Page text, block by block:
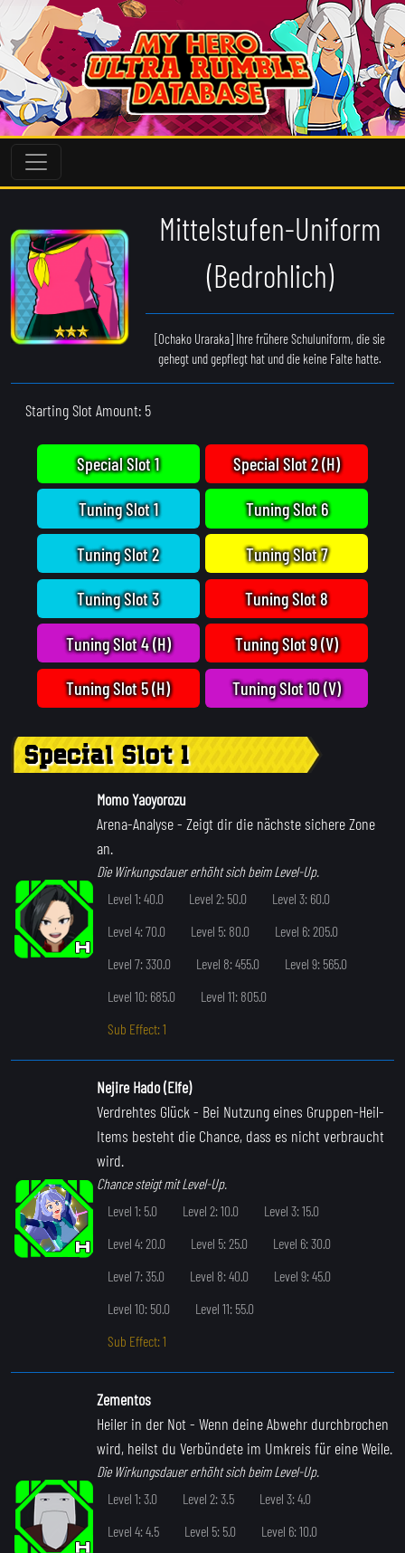
Mittelstufen-Uniform
(Bedrohlich)
[Ochako Uraraka] Ihre frühere Schuluniform, die sie
gehegt und gepflegt hat und die keine Falte hatte.
Starting Slot Amount: 5
Special Slot 1
Tuning Slot 1
Tuning Slot 2
Tuning Slot 3
Tuning Slot 4 (H)
Tuning Slot 5 (H)
Special Slot 2 (H)
Tuning Slot 6
Tuning Slot 7
Tuning Slot 8
Tuning Slot 9 (V)
Tuning Slot 10 (V)
Special Slot 1
Momo Yaoyorozu
Arena-Analyse- Zeigt dir die nächste sichere Zone
an.
Die Wirkungsdauer erhöht sich beim Level-Up.
Level 1: 40.0
Level 2: 50.0
Level 3: 60.0
Level 4: 70.0
Level 5: 80.0
Level 6: 205.0
Level 7: 330.0
Level 8: 455.0
Level 9: 565.0
Level 10: 685.0
Level 11: 805.0
Sub Effect: 1
Nejire Hado (Elfe)
Verdrehtes Glück - Bei Nutzung eines Gruppen-Heil-
Items besteht die Chance, dass es nicht verbraucht
wird.
Chance steigt mit Level-Up.
Level 1: 5.0
Level 2: 10.0
Level 3: 15.0
Level 4: 20.0
Level 5: 25.0
Level 6: 30.0
Level 7: 35.0
Level 8: 40.0
Level 9: 45.0
Level 10: 50.0
Level 11: 55.0
Sub Effect: 1
Zementos
Heiler in der Not - Wenn deine Abwehr durchbrochen
wird, heilst du Verbündete im Umkreis für eine Weile.
Die Wirkungsdauer erhöht sich beim Level-Up.
Level 1: 3.0
Level 2: 3.5
Level 3: 4.0
Level 4: 4.5
Level 5: 5.0
Level 6: 10.0